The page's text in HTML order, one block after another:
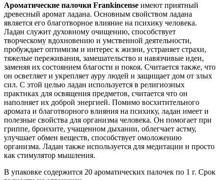
Ароматические палочки Frankincense имеют приятный
древесный аромат ладана. Основным свойством ладана
является его благотворное влияние на психику человека.
Ладан служит духовному очищению, способствует
творческому вдохновению и умственной деятельности,
пробуждает оптимизм и интерес к жизни, устраняет страхи,
тяжелые переживания, замешательство и навязчивые идеи,
заменяя их состоянием благости и покоя. Считается также, что
он осветляет и укрепляет ауру людей и защищает дом от злых
сил. С этой целью ладан используется в религиозных
практиках для освящения предметов, считается что он
наполняет их доброй энергией. Помимо восхитительного
аромата и благотворного влияния на психику, ладан имеет и
полезные свойства для организма человека. Он помогает при
гриппе, бронхите, учащенном дыхании, облегчает астму,
улучшает обмен веществ, способствует омоложению
организма. Ладан также используется для медитации и просто
как стимулятор мышления.
В упаковке содержится 20 ароматических палочек по 1 г. Срок